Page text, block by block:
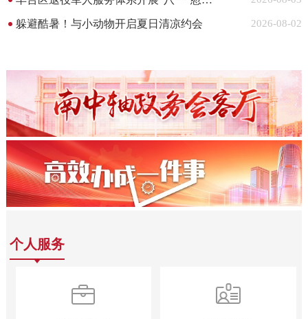
躲避酷暑！与小动物开启夏日清凉约会 2026-08-02
个人服务